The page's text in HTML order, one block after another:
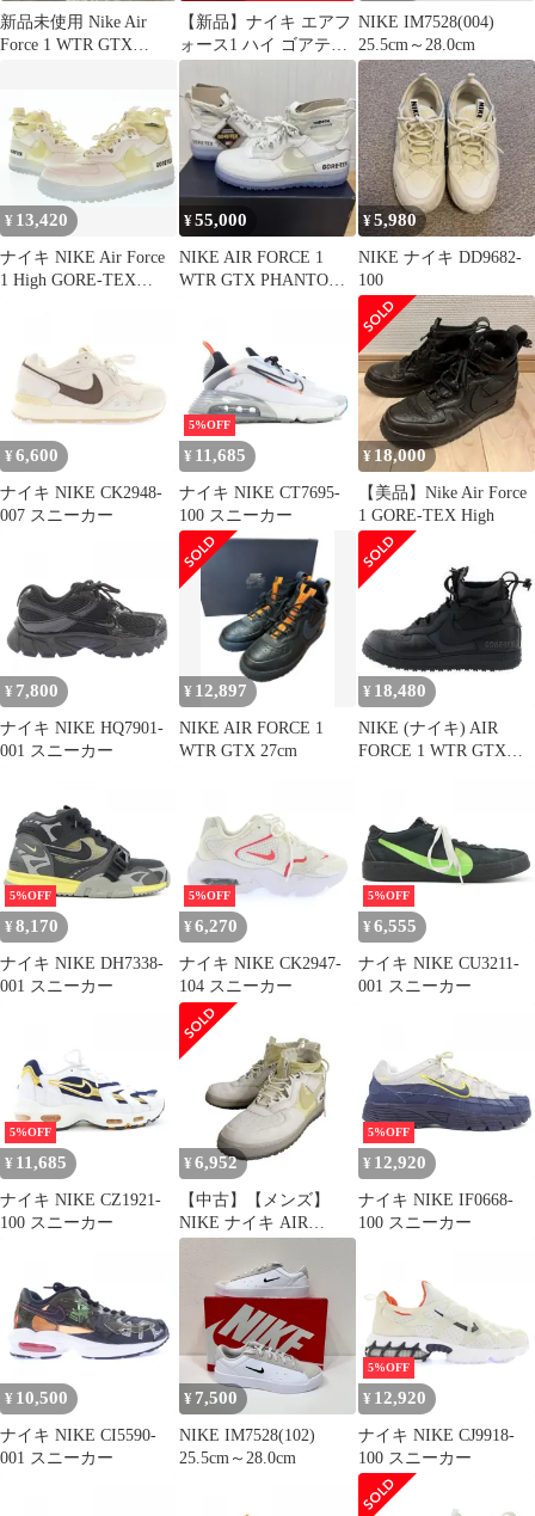
新品未使用 Nike Air
Force 1 WTR GTX
【新品】ナイキ エアフ
ォース1 ハイ ゴアテッ
クス ホワイト ブーツ
NIKE IM7528(004)
25.5cm～28.0cm
¥ 13,420
ナイキ NIKE Air Force
1 High GORE-TEX
ントム CQ7211-002 メ
ンズ靴 スニーカー ホワ
イト 26.5cm 103S-1646
¥55,000
NIKE AIR FORCE 1
WTR GTX PHANTOM
¥5,980
NIKE ナイキ DD9682-
100
¥ 6,600
ナイキ NIKE CK2948-
007 スニーカー
5%OFF
¥ 11,685
ナイキ NIKE CT7695-
100 スニーカー
¥ 18,000
【美品】Nike Air Force
1 GORE-TEX High
¥ 7,800
ナイキ NIKE HQ7901-
001 スニーカー
¥ 12,897
NIKE AIR FORCE 1
WTR GTX 27cm
¥ 18,480
NIKE (ナイキ) AIR
FORCE 1 WTR GTX
ハイカットスニーカー
US11/29cm ブラック
5%OFF
¥ 8,170
ナイキ NIKE DH7338-
001 スニーカー
5%OFF
¥ 6,270
ナイキ NIKE CK2947-
104 スニーカー
5%OFF
¥ 6,555
ナイキ NIKE CU3211-
001 スニーカー
5%OFF
¥ 11,685
ナイキ NIKE CZ1921-
100 スニーカー
¥ 6,952
【中古】【メンズ】
NIKE ナイキ AIR
FORCE 1 HIGH GORE-
TEX CQ7211-002 エア
フォース1 ハイ ゴアテ
ックス スニーカー シュ
ーズ 靴 【160-250317-
as-04-IZU】
5%OFF
¥ 12,920
ナイキ NIKE IF0668-
100 スニーカー
¥ 10,500
ナイキ NIKE CI5590-
001 スニーカー
¥ 7,500
NIKE IM7528(102)
25.5cm～28.0cm
5%OFF
¥ 12,920
ナイキ NIKE CJ9918-
100 スニーカー